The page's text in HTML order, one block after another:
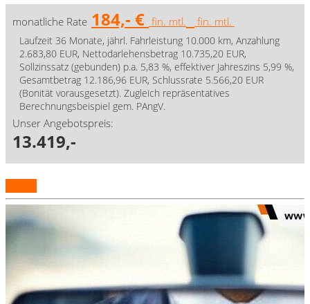
monatliche Rate 184,- € fin. mtl. fin. mtl.
Laufzeit 36 Monate, jährl. Fahrleistung 10.000 km, Anzahlung
2.683,80 EUR, Nettodarlehensbetrag 10.735,20 EUR,
Sollzinssatz (gebunden) p.a. 5,83 %, effektiver Jahreszins 5,99 %,
Gesamtbetrag 12.186,96 EUR, Schlussrate 5.566,20 EUR
(Bonität vorausgesetzt). Zugleich repräsentatives
Berechnungsbeispiel gem. PAngV.
Unser Angebotspreis:
13.419,-